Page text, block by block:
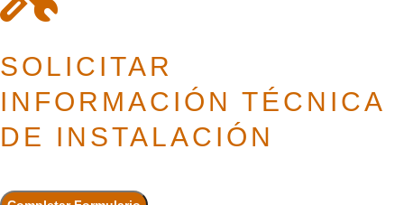
SOLICITAR
INFORMACIÓN TÉCNICA
DE INSTALACIÓN